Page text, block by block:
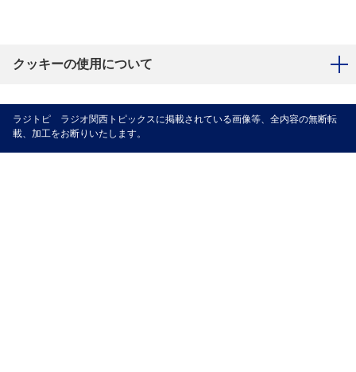
クッキーの使用について
ラジトピ ラジオ関西トピックスに掲載されている画像等、全内容の無断転
載、加工をお断りいたします。